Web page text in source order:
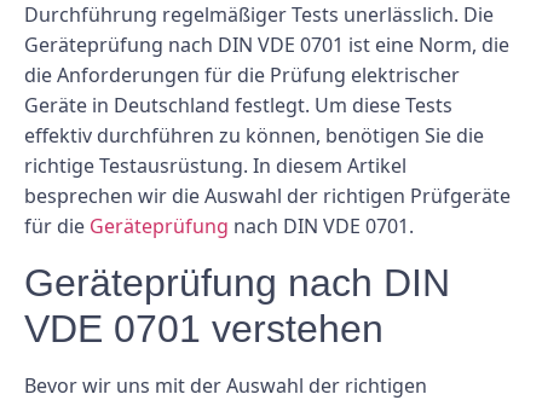
Durchführung regelmäßiger Tests unerlässlich. Die
Geräteprüfung nach DIN VDE 0701 ist eine Norm, die
die Anforderungen für die Prüfung elektrischer
Geräte in Deutschland festlegt. Um diese Tests
effektiv durchführen zu können, benötigen Sie die
richtige Testausrüstung. In diesem Artikel
besprechen wir die Auswahl der richtigen Prüfgeräte
für die Geräteprüfung nach DIN VDE 0701.
Geräteprüfung nach DIN
VDE 0701 verstehen
Bevor wir uns mit der Auswahl der richtigen